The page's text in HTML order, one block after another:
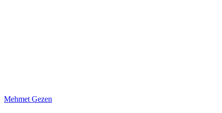
Mehmet Gezen